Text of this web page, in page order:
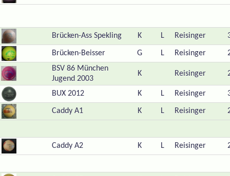
Brücken-Ass Spekling K L Reisinger
Brücken-Beisser G L Reisinger
BSV 86 München
Jugend 2003
K Reisinger
BUX 2012 K L Reisinger
Caddy A1 K L Reisinger
Caddy A2 K L Reisinger